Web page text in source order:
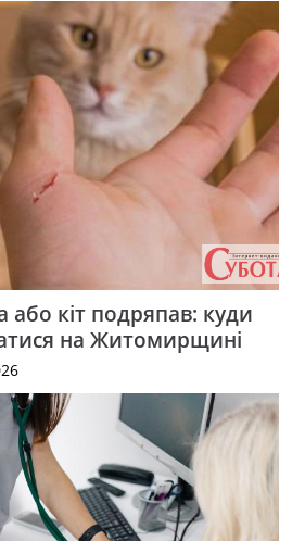
або кіт подряпав: куди
на Житомирщині